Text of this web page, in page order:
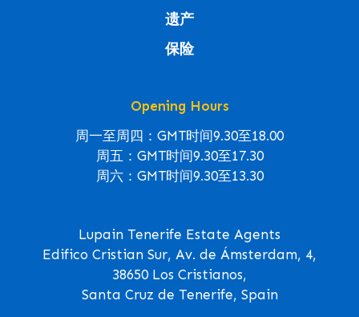
遗产
保险
Opening Hours
周一至周四：GMT时间9.30至18.00
周五：GMT时间9.30至17.30
周六：GMT时间9.30至13.30
Lupain Tenerife Estate Agents
Edifico Cristian Sur, Av. de Ámsterdam, 4,
38650 Los Cristianos,
Santa Cruz de Tenerife, Spain